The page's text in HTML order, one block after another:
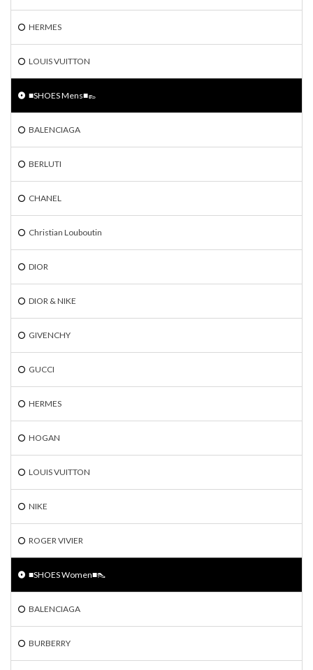
HERMES
LOUIS VUITTON
■SHOES Mens■👞
BALENCIAGA
BERLUTI
CHANEL
Christian Louboutin
DIOR
DIOR & NIKE
GIVENCHY
GUCCI
HERMES
HOGAN
LOUIS VUITTON
NIKE
ROGER VIVIER
■SHOES Women■👠
BALENCIAGA
BURBERRY